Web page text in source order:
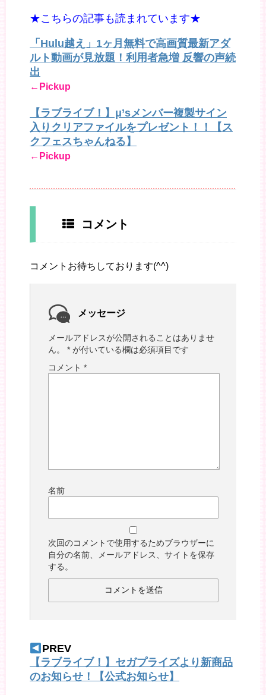
★こちらの記事も読まれています★
「Hulu越え」1ヶ月無料で高画質最新アダ
ルト動画が見放題！利用者急増 反響の声続
出
←Pickup
【ラブライブ！】μ’sメンバー複製サイン
入りクリアファイルをプレゼント！！【ス
クフェスちゃんねる】
←Pickup
コメント
コメントお待ちしております(^^)
メッセージ
メールアドレスが公開されることはありませ
ん。
* が付いている欄は必須項目です
コメント *
名前
次回のコメントで使用するためブラウザーに
自分の名前、メールアドレス、サイトを保存
する。
PREV
【ラブライブ！】セガプライズより新商品
のお知らせ！【公式お知らせ】